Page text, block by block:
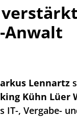
Anwalt
Lennartz
Kühn Lüer
IT-, Vergabe-